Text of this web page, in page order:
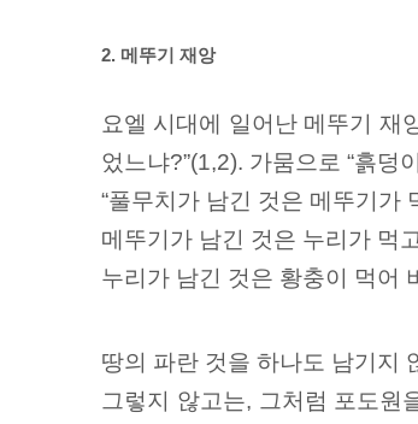
2. 메뚜기 재앙
요엘 시대에 일어난 메뚜기 재
었느냐?”(1,2). 가뭄으로 “흙
“풀무치가 남긴 것은 메뚜기가
메뚜기가 남긴 것은 누리가 먹고
누리가 남긴 것은 황충이 먹어
땅의 파란 것을 하나도 남기지
그렇지 않고는, 그처럼 포도원